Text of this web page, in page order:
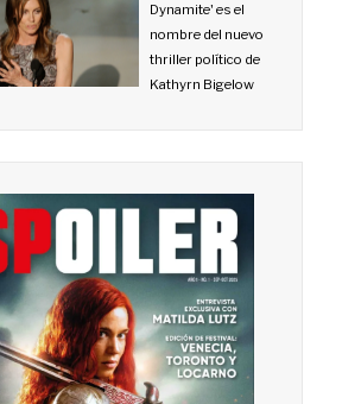
Dynamite' es el
nombre del nuevo
thriller político de
Kathyrn Bigelow